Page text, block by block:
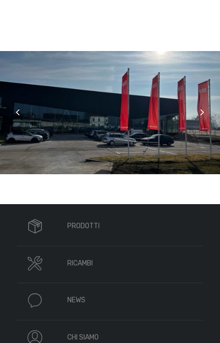
PRODOTTI
RICAMBI
NEWS
CHI SIAMO